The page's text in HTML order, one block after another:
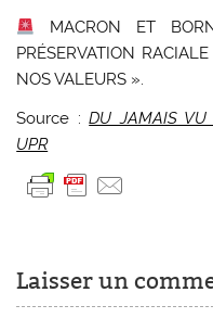
MACRON ET
PRÉSERVATION
NOS VALEURS ».
Source :DU JAMAIS VU
UPR
Laisser un